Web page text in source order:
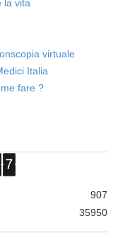
la vita
virtuale
Italia
fare ?
907
35950